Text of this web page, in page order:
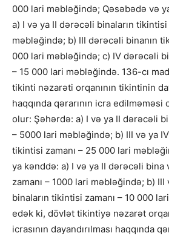
000 lari məbləğində; Qəsəbədə və
a) I və ya II dərəcəli binaların tikintisi
məbləğində; b) III dərəcəli binanın
000 lari məbləğində; c) IV dərəcəli
– 15 000 lari məbləğində. 136-cı
tikinti nəzarəti orqanının tikintinin
haqqında qərarının icra
olur: Şəhərdə: a) I və ya II dərəcəli
– 5000 lari məbləğində; b) III və ya
tikintisi zamanı – 25 000 lari
ya kənddə: a) I və ya II dərəcəli
zamanı – 1000 lari məbləğində; b)
binaların tikintisi zamanı – 10 000
edək ki, dövlət tikintiyə nəzarət
icrasının dayandırılması haqqında